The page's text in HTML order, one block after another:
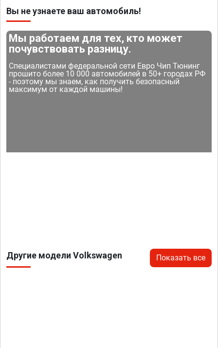
Вы не узнаете ваш автомобиль!
Мы работаем для тех, кто может
почувствовать разницу.
Специалистами федеральной сети Евро Чип Тюнинг
прошито более 10 000 автомобилей в 50+ городах РФ
- поэтому мы знаем, как получить безопасный
максимум от каждой машины!
Другие модели Volkswagen Показать все